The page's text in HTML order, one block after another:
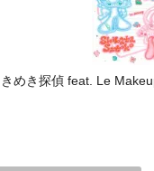
めき探偵 feat. Le